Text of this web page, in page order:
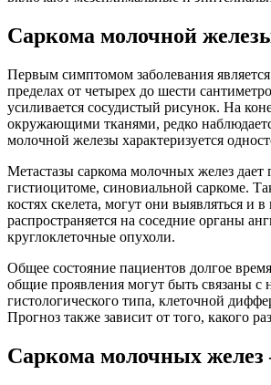
Саркома молочной
Первым симптомом заболевания
пределах от четырех до шести
усиливается сосудистый рисунок. На
окружающими тканями, редко
молочной железы характеризуется
Метастазы саркома молочных желез
гистиоцитоме, синовиальной саркоме.
костях скелета, могут они выявляться и
распространяется на соседние органы
круглоклеточные опухоли.
Общее состояние пациентов долгое
общие проявления могут быть связаны с
гистологического типа, клеточной
Прогноз также зависит от того, какого
Саркома молочных желез